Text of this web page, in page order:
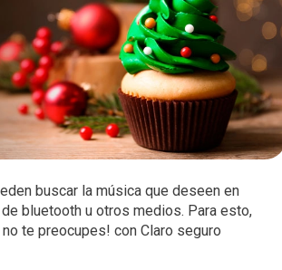
buscar la música que deseen en
bluetooth u otros medios. Para esto,
te preocupes! con Claro seguro